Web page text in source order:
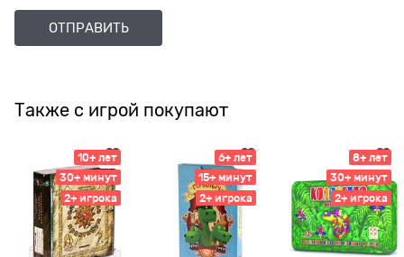
Также с игрой покупают
10+ лет
30+ минут
2+ игрока
6+ лет
15+ минут
2+ игрока
8+ лет
30+ минут
2+ игрока